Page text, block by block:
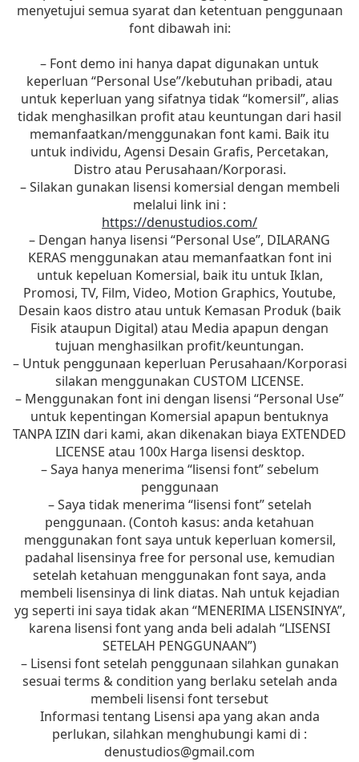
menyetujui semua syarat dan ketentuan penggunaan
font dibawah ini:
– Font demo ini hanya dapat digunakan untuk
keperluan “Personal Use”/kebutuhan pribadi, atau
untuk keperluan yang sifatnya tidak “komersil”, alias
tidak menghasilkan profit atau keuntungan dari hasil
memanfaatkan/menggunakan font kami. Baik itu
untuk individu, Agensi Desain Grafis, Percetakan,
Distro atau Perusahaan/Korporasi.
– Silakan gunakan lisensi komersial dengan membeli
melalui link ini :
https://denustudios.com/
– Dengan hanya lisensi “Personal Use”, DILARANG
KERAS menggunakan atau memanfaatkan font ini
untuk kepeluan Komersial, baik itu untuk Iklan,
Promosi, TV, Film, Video, Motion Graphics, Youtube,
Desain kaos distro atau untuk Kemasan Produk (baik
Fisik ataupun Digital) atau Media apapun dengan
tujuan menghasilkan profit/keuntungan.
– Untuk penggunaan keperluan Perusahaan/Korporasi
silakan menggunakan CUSTOM LICENSE.
– Menggunakan font ini dengan lisensi “Personal Use”
untuk kepentingan Komersial apapun bentuknya
TANPA IZIN dari kami, akan dikenakan biaya EXTENDED
LICENSE atau 100x Harga lisensi desktop.
– Saya hanya menerima “lisensi font” sebelum
penggunaan
– Saya tidak menerima “lisensi font” setelah
penggunaan. (Contoh kasus: anda ketahuan
menggunakan font saya untuk keperluan komersil,
padahal lisensinya free for personal use, kemudian
setelah ketahuan menggunakan font saya, anda
membeli lisensinya di link diatas. Nah untuk kejadian
yg seperti ini saya tidak akan “MENERIMA LISENSINYA”,
karena lisensi font yang anda beli adalah “LISENSI
SETELAH PENGGUNAAN”)
– Lisensi font setelah penggunaan silahkan gunakan
sesuai terms & condition yang berlaku setelah anda
membeli lisensi font tersebut
Informasi tentang Lisensi apa yang akan anda
perlukan, silahkan menghubungi kami di :
denustudios@gmail.com